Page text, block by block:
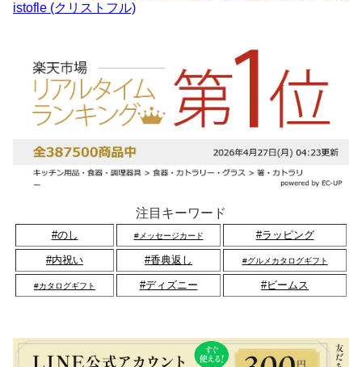
istofle (クリストフル)
注目キーワード
#のし #メッセージカード #ラッピング
#内祝い #香典返し #グルメカタログギフト
#カタログギフト #ディズニー #ビームス